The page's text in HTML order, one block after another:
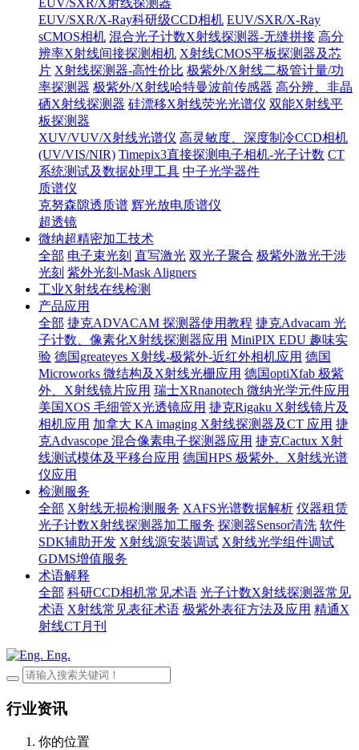
EUV/SXR/X射线探测器
EUV/SXR/X-Ray科研级CCD相机 EUV/SXR/X-Ray
sCMOS相机 混合光子计数X射线探测器-无缝拼接 高分
辨率X射线间接探测相机 X射线CMOS平板探测器及芯
片 X射线探测器-高性价比 极紫外/X射线二极管计量/功
率探测器 极紫外/X射线哈特曼波前传感器 高分辨、非晶
硒X射线探测器 硅漂移X射线荧光光谱仪 双能X射线平
板探测器
XUV/VUV/X射线光谱仪 高灵敏度、深度制冷CCD相机
(UV/VIS/NIR) Timepix3直接探测电子相机-光子计数 CT
系统测试及数据处理工具 中子光学器件
质谱仪
克努森隙透质谱 辉光放电质谱仪
超透镜
微纳超精密加工技术
全部 电子束光刻 直写激光 双光子聚合 极紫外激光干涉
光刻 紫外光刻-Mask Aligners
工业X射线在线检测
产品应用
全部 捷克ADVACAM 探测器使用教程 捷克Advacam 光
子计数、像素化X射线探测器应用 MiniPIX EDU 趣味实
验 德国greateyes X射线-极紫外-近红外相机应用 德国
Microworks 微结构及X射线光栅应用 德国optiXfab 极紫
外、X射线镜片应用 瑞士XRnanotech 微纳光学元件应用
美国XOS 毛细管X光透镜应用 捷克Rigaku X射线镜片及
相机应用 加拿大 KA imaging X射线探测器及CT 应用 捷
克Advascope 混合像素电子探测器应用 捷克Cactux X射
线测试模体及平移台应用 德国HPS 极紫外、X射线光谱
仪应用
检测服务
全部 X射线无损检测服务 XAFS光谱数据解析 仪器租赁
光子计数X射线探测器加工服务 探测器Sensor清洗 软件
SDK辅助开发 X射线源安装调试 X射线光学组件调试
GDMS增值服务
术语解释
全部 科研CCD相机常见术语 光子计数X射线探测器常见
术语 X射线常见表征术语 极紫外表征方法及应用 精通X
射线CT月刊
Eng.
行业资讯
你的位置